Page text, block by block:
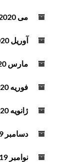
می 2020
آوریل 2020
مارس 2020
فوریه 2020
ژانویه 2020
دسامبر 2019
نوامبر 2019